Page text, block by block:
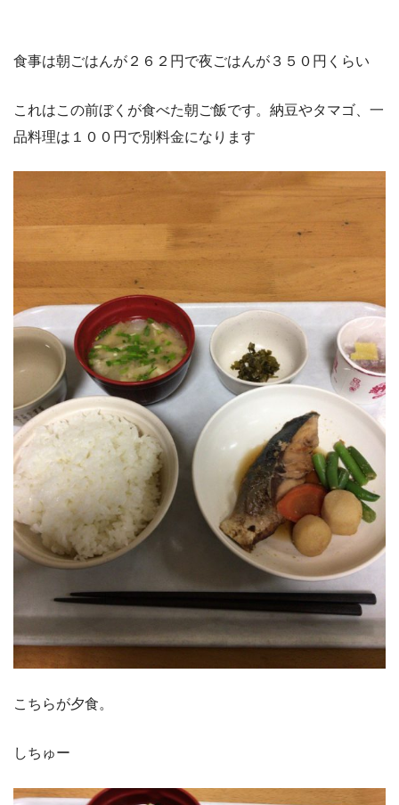
食事は朝ごはんが２６２円で夜ごはんが３５０円くらい
これはこの前ぼくが食べた朝ご飯です。納豆やタマゴ、一
品料理は１００円で別料金になります
こちらが夕食。
しちゅー